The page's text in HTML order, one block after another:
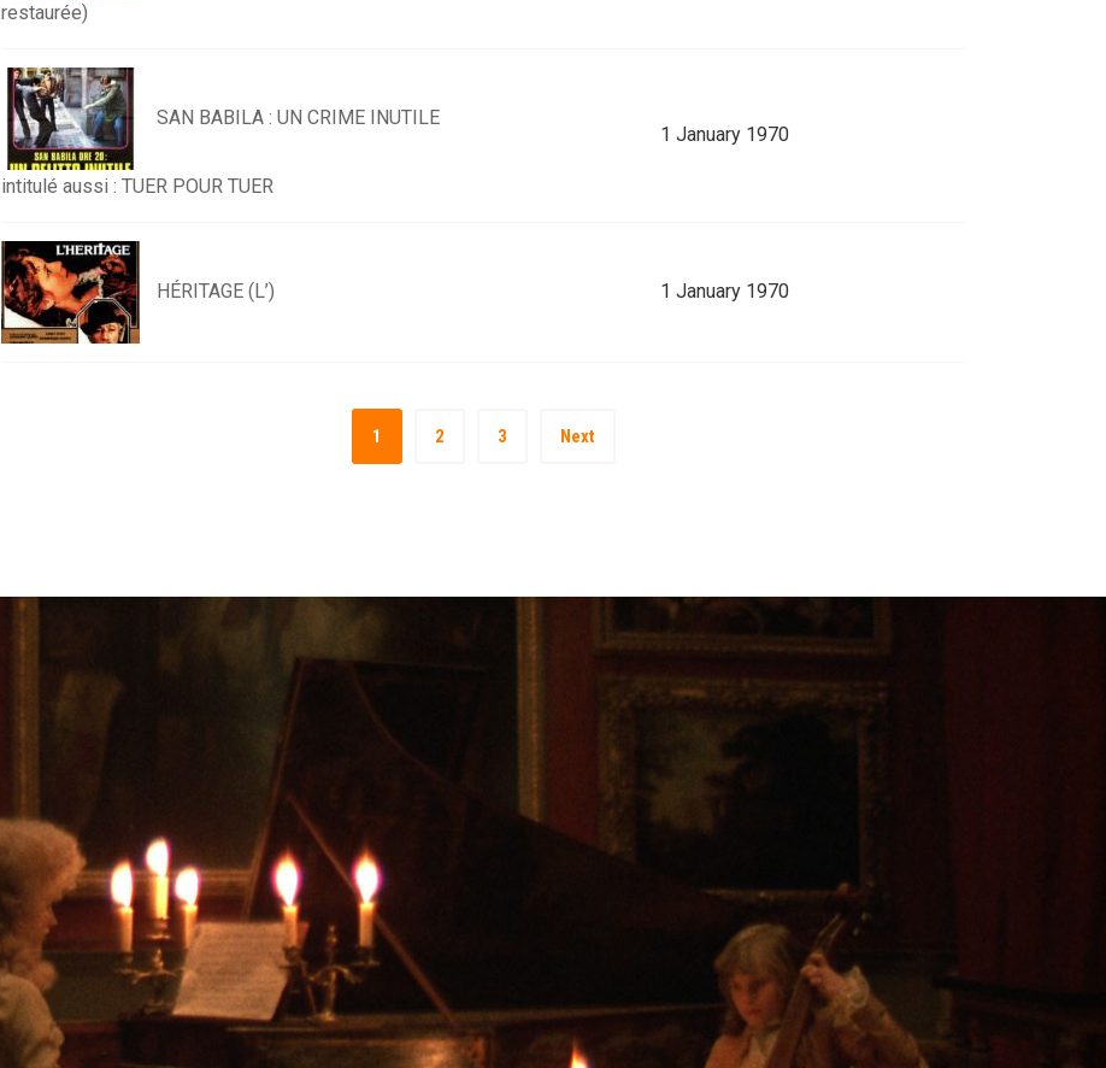
restaurée)
SAN BABILA : UN CRIME INUTILE
intitulé aussi : TUER POUR TUER
1 January 1970
HÉRITAGE (L’) 1 January 1970
1 2 3 Next